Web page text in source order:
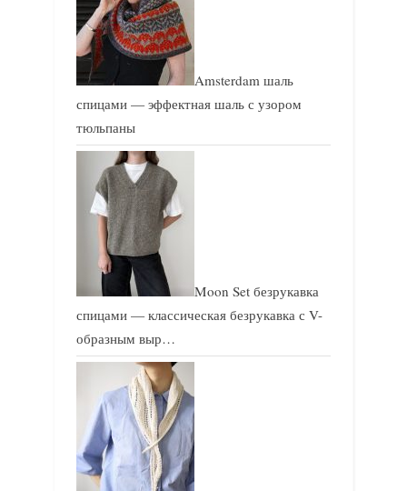
Amsterdam шаль
спицами — эффектная шаль с узором
тюльпаны
Moon Set безрукавка
спицами — классическая безрукавка с V-
образным выр…